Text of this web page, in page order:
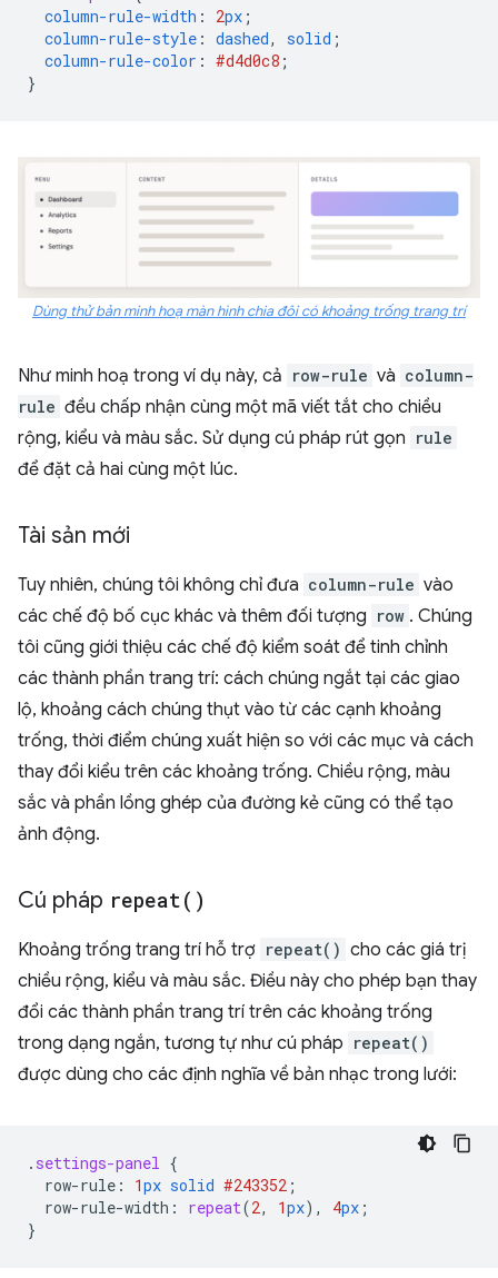
column-rule-width : 2px ;
column-rule-style : dashed, solid ;
column-rule-color : #d4d0c8 ;
}
Dùng thử bản minh hoạ màn hình chia đôi có khoảng trống trang trí
Như minh hoạ trong ví dụ này, cả row-rule và column-
rule đều chấp nhận cùng một mã viết tắt cho chiều
rộng, kiểu và màu sắc. Sử dụng cú pháp rút gọn rule
để đặt cả hai cùng một lúc.
Tài sản mới
Tuy nhiên, chúng tôi không chỉ đưa column-rule vào
các chế độ bố cục khác và thêm đối tượng row . Chúng
tôi cũng giới thiệu các chế độ kiểm soát để tinh chỉnh
các thành phần trang trí: cách chúng ngắt tại các giao
lộ, khoảng cách chúng thụt vào từ các cạnh khoảng
trống, thời điểm chúng xuất hiện so với các mục và cách
thay đổi kiểu trên các khoảng trống. Chiều rộng, màu
sắc và phần lồng ghép của đường kẻ cũng có thể tạo
ảnh động.
Cú pháp repeat( )
Khoảng trống trang trí hỗ trợ repeat() cho các giá trị
chiều rộng, kiểu và màu sắc. Điều này cho phép bạn thay
đổi các thành phần trang trí trên các khoảng trống
trong dạng ngắn, tương tự như cú pháp repeat()
được dùng cho các định nghĩa về bản nhạc trong lưới:
. settings-panel {
row-rule : 1px solid #243352 ;
row-rule-width : repeat(2, 1px), 4px ;
}